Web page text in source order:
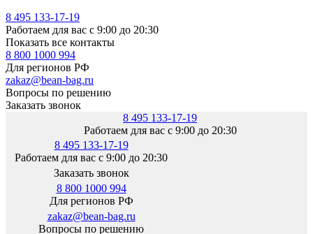
8 495 133-17-19
Работаем для вас с 9:00 до 20:30
Показать все контакты
8 800 1000 994
Для регионов РФ
zakaz@bean-bag.ru
Вопросы по решению
Заказать звонок
8 495 133-17-19
Работаем для вас с 9:00 до 20:30
8 495 133-17-19
Работаем для вас с 9:00 до 20:30
Заказать звонок
8 800 1000 994
Для регионов РФ
zakaz@bean-bag.ru
Вопросы по решению